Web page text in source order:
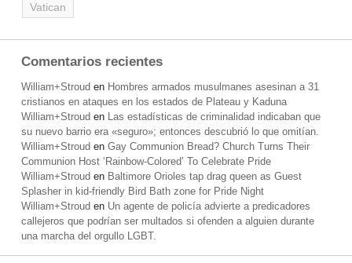
Vatican
Comentarios recientes
William+Stroud en Hombres armados musulmanes asesinan a 31
cristianos en ataques en los estados de Plateau y Kaduna
William+Stroud en Las estadísticas de criminalidad indicaban que
su nuevo barrio era «seguro»; entonces descubrió lo que omitían.
William+Stroud en Gay Communion Bread? Church Turns Their
Communion Host ‘Rainbow-Colored’ To Celebrate Pride
William+Stroud en Baltimore Orioles tap drag queen as Guest
Splasher in kid-friendly Bird Bath zone for Pride Night
William+Stroud en Un agente de policía advierte a predicadores
callejeros que podrían ser multados si ofenden a alguien durante
una marcha del orgullo LGBT.